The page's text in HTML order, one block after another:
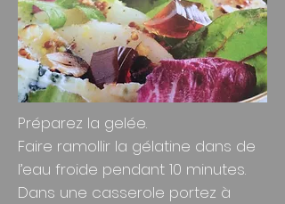
Préparez la gelée.
Faire ramollir la gélatine dans de
l’eau froide pendant 10 minutes.
Dans une casserole portez à